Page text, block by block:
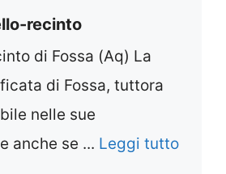
recinto
di Fossa (Aq) La
di Fossa, tuttora
nelle sue
anche se ... Leggi tutto